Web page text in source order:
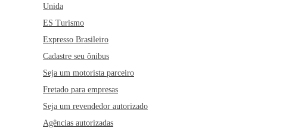
Unida
ES Turismo
Expresso Brasileiro
Cadastre seu ônibus
Seja um motorista parceiro
Fretado para empresas
Seja um revendedor autorizado
Agências autorizadas